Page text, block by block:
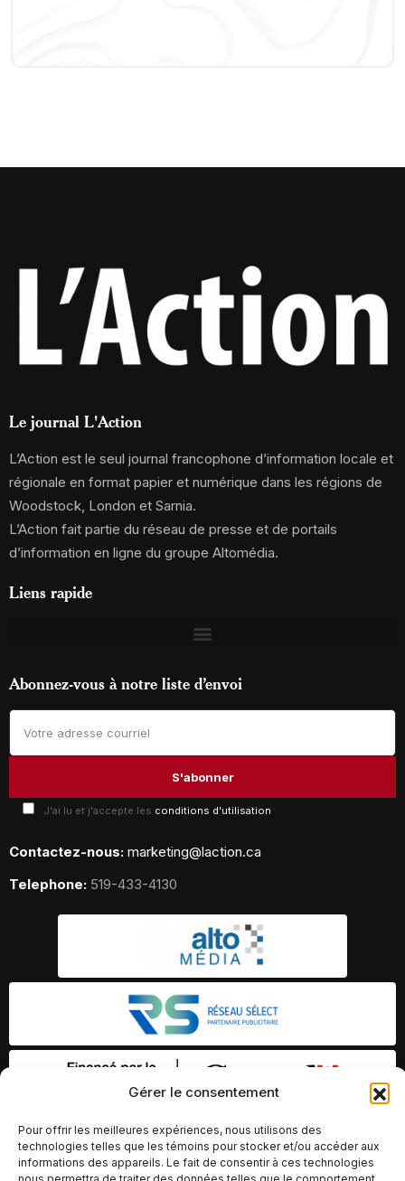
Gérer le consentement
Pour offrir les meilleures expériences, nous utilisons des
technologies telles que les témoins pour stocker et/ou accéder aux
informations des appareils. Le fait de consentir à ces technologies
Le journal L'Action
L’Action est le seul journal francophone d’information locale et
régionale en format papier et numérique dans les régions de
Woodstock, London et Sarnia.
L’Action fait partie du réseau de presse et de portails
d’information en ligne du groupe Altomédia.
Liens rapide
Abonnez-vous à notre liste d’envoi
J'ai lu et j'accepte les conditions d'utilisation
Contactez-nous: marketing@laction.ca
Telephone: 519-433-4130